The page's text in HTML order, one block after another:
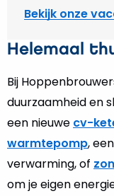
Bekijk onze
Helemaal
Bij
duurzaamheid en
een nieuwe cv-
warmtepomp, een
verwarming, of
om je eigen